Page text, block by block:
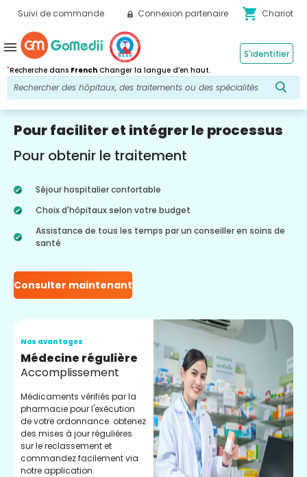
Suivi de commande Connexion partenaire shopping_cart Chariot
*Recherche dans French Changer la langue d'en haut.
S'identifier
menu
Pour faciliter et intégrer le processus
Pour obtenir le traitement
Séjour hospitalier confortable
Choix d'hôpitaux selon votre budget
Assistance de tous les temps par un conseiller en soins de
santé
Consulter maintenant
Nos avantages
Médecine régulière
Accomplissement
Médicaments vérifiés par la
pharmacie pour l'exécution
de votre ordonnance. obtenez
des mises à jour régulières
sur le reclassement et
commandez facilement via
notre application.